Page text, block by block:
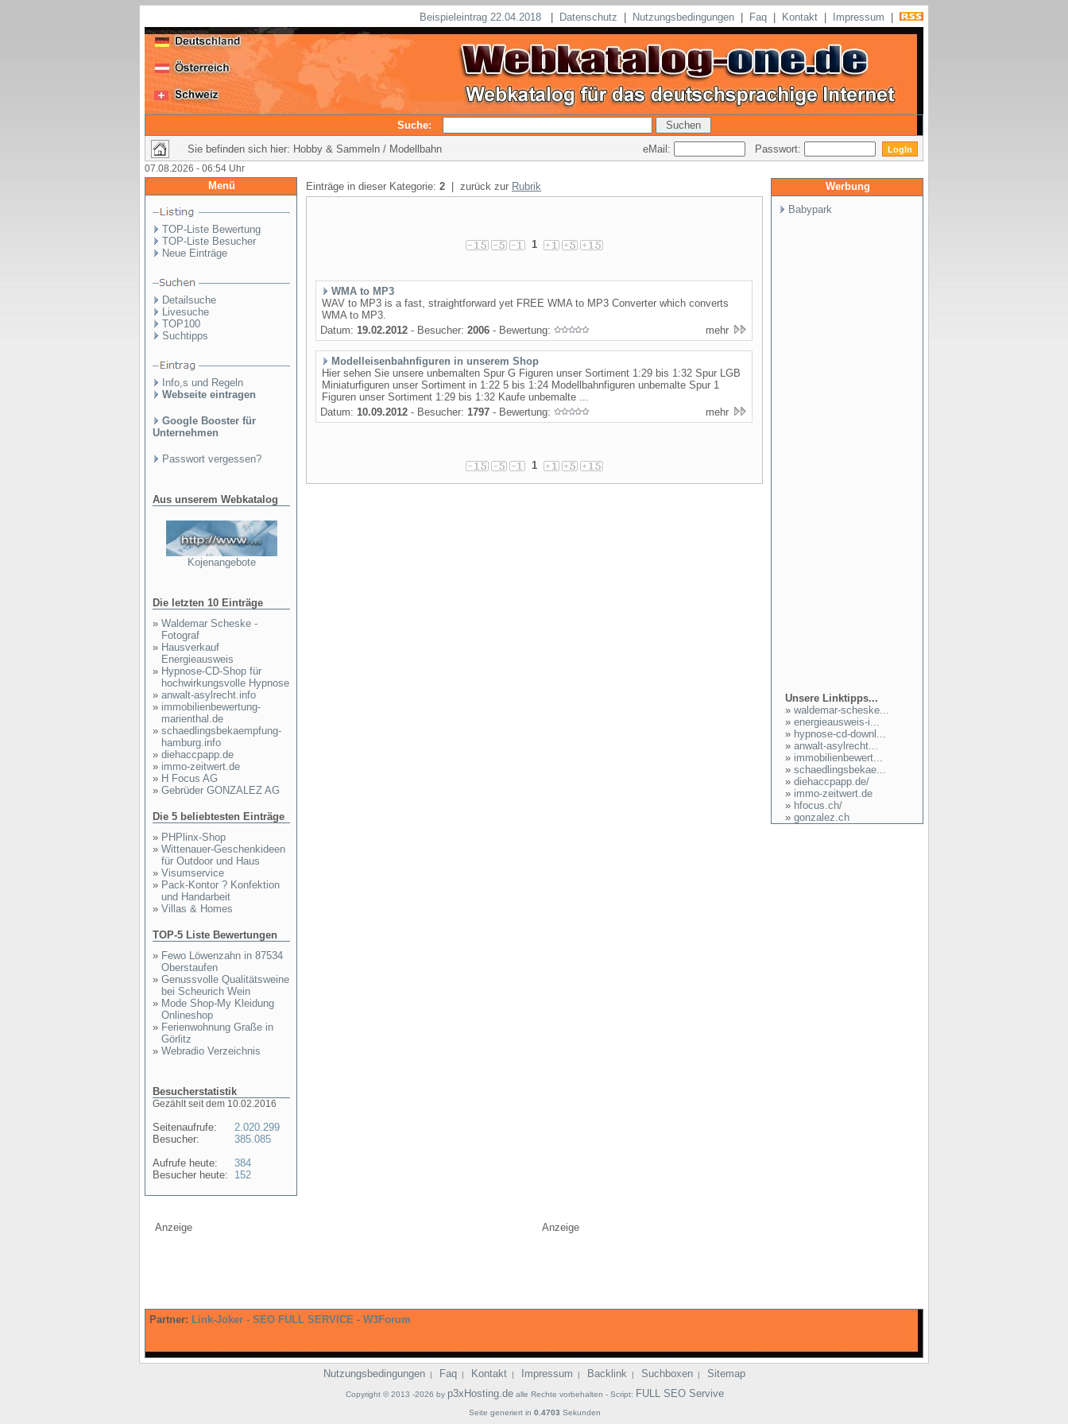
Beispieleintrag 22.04.2018 Datenschutz Nutzungsbedingungen Faq Kontakt Impressum
Suche:
Sie befinden sich hier: Hobby & Sammeln / Modellbahn
eMail: Passwort:
07.08.2026 - 06:54 Uhr
Menü
TOP-Liste Bewertung
TOP-Liste Besucher
Neue Einträge
Detailsuche
Livesuche
TOP100
Suchtipps
Info,s und Regeln
Webseite eintragen
Google Booster für
Unternehmen
Passwort vergessen?
Aus unserem Webkatalog
Kojenangebote
Die letzten 10 Einträge
» Waldemar Scheske -
Fotograf
» Hausverkauf
Energieausweis
» Hypnose-CD-Shop für
hochwirkungsvolle Hypnose
» anwalt-asylrecht.info
» immobilienbewertung-
marienthal.de
» schaedlingsbekaempfung-
hamburg.info
» diehaccpapp.de
» immo-zeitwert.de
» H Focus AG
» Gebrüder GONZALEZ AG
Die 5 beliebtesten Einträge
» PHPlinx-Shop
» Wittenauer-Geschenkideen
für Outdoor und Haus
» Visumservice
» Pack-Kontor ? Konfektion
und Handarbeit
» Villas & Homes
TOP-5 Liste Bewertungen
» Fewo Löwenzahn in 87534
Oberstaufen
» Genussvolle Qualitätsweine
bei Scheurich Wein
» Mode Shop-My Kleidung
Onlineshop
» Ferienwohnung Graße in
Görlitz
» Webradio Verzeichnis
Besucherstatistik
Gezählt seit dem 10.02.2016
Seitenaufrufe:
Besucher:
Aufrufe heute:
Besucher heute:
2.020.299
385.085
384
152
Einträge in dieser Kategorie: 2 | zurück zur Rubrik
1
WMA to MP3
WAV to MP3 is a fast, straightforward yet FREE WMA to MP3 Converter which converts
WMA to MP3.
Datum: 19.02.2012 - Besucher: 2006 - Bewertung: mehr
Modelleisenbahnfiguren in unserem Shop
Hier sehen Sie unsere unbemalten Spur G Figuren unser Sortiment 1:29 bis 1:32 Spur LGB
Miniaturfiguren unser Sortiment in 1:22 5 bis 1:24 Modellbahnfiguren unbemalte Spur 1
Figuren unser Sortiment 1:29 bis 1:32 Kaufe unbemalte ...
Datum: 10.09.2012 - Besucher: 1797 - Bewertung: mehr
1
Werbung
Babypark
Unsere Linktipps...
» waldemar-scheske...
» energieausweis-i...
» hypnose-cd-downl...
» anwalt-asylrecht...
» immobilienbewert...
» schaedlingsbekae...
» diehaccpapp.de/
» immo-zeitwert.de
» hfocus.ch/
» gonzalez.ch
Anzeige Anzeige
Partner: Link-Joker - SEO FULL SERVICE - W3Forum
Nutzungsbedingungen | Faq | Kontakt | Impressum | Backlink | Suchboxen | Sitemap
Copyright © 2013 -2026 by p3xHosting.dealle Rechte vorbehalten - Script: FULL SEO Servive
Seite generiert in 0.4703 Sekunden